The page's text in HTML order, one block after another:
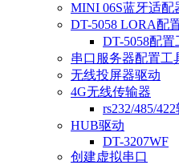
MINI 06S蓝牙适配
DT-5058 LORA配
DT-5058配置
串口服务器配置工
无线投屏器驱动
4G无线传输器
rs232/485/
HUB驱动
DT-3207WF
创建虚拟串口